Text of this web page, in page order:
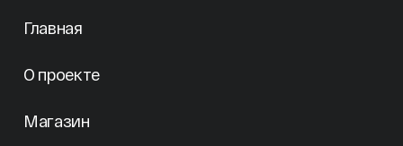
Главная
О проекте
Магазин